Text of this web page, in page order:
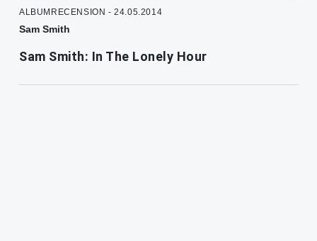
ALBUMRECENSION - 24.05.2014
Sam Smith
Sam Smith: In The Lonely Hour